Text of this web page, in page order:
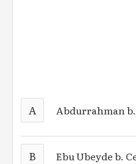
A Abdurrahman
B Ebu Ubeyde b.